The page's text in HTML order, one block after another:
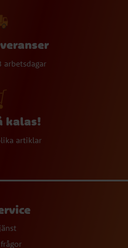
arbetsdagar
kalas!
artiklar